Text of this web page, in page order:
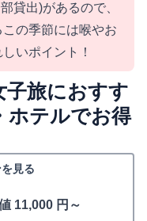
貸出)があるので、
の季節には喉やお
いポイント！
子旅におすす
ホテルでお得
見る
11,000 円～